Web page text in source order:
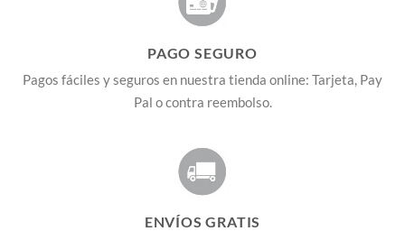
PAGO SEGURO
Pagos fáciles y seguros en nuestra tienda online: Tarjeta, Pay
Pal o contra reembolso.
ENVÍOS GRATIS